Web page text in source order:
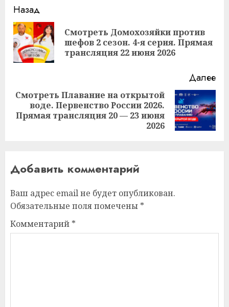
Продолжить
чтение
Назад
Смотреть Домохозяйки против
шефов 2 сезон. 4-я серия. Прямая
трансляция 22 июня 2026
Далее
Следующая
запись:
Смотреть Плавание на открытой
воде. Первенство России 2026.
Прямая трансляция 20 — 23 июня
2026
Добавить комментарий
Ваш адрес email не будет опубликован.
Обязательные поля помечены *
Комментарий *